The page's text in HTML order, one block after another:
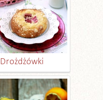
Drożdżówki